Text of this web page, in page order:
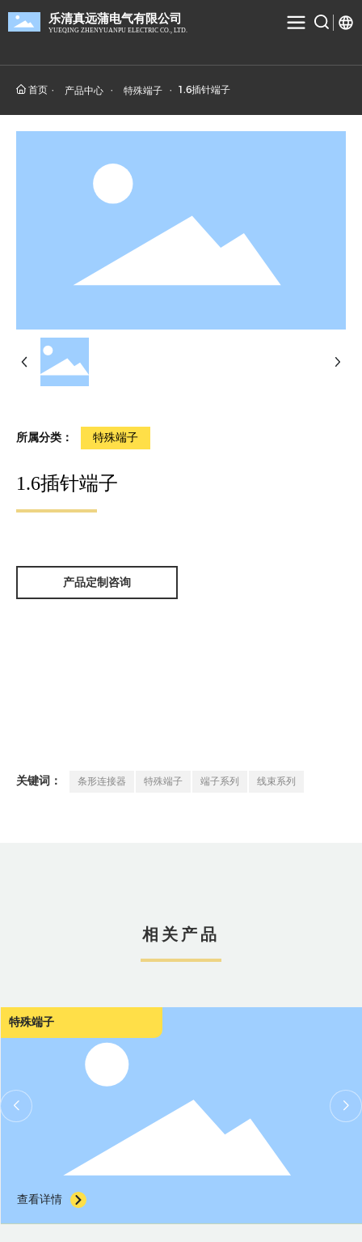
乐清真远蒲电气有限公司
YUEQING ZHENYUANPU ELECTRIC CO., LTD.
首页 产品中心 特殊端子 1.6插针端子
所属分类： 特殊端子
1.6插针端子
产品定制咨询
关键词： 条形连接器 特殊端子 端子系列 线束系列
相关产品
特殊端子
查看详情